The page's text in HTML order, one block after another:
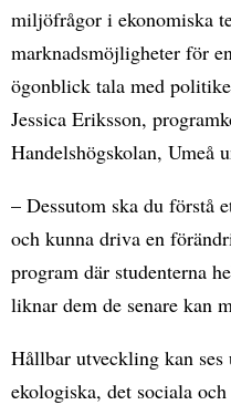
miljöfrågor i ekonomiska
marknadsmöjligheter för
ögonblick tala med
Jessica Eriksson,
Handelshögskolan, Umeå
– Dessutom ska du förstå
och kunna driva en
program där studenterna
liknar dem de senare kan
Hållbar utveckling kan
ekologiska, det sociala